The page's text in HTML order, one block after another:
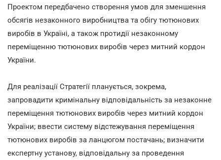
Проектом передбачено створення умов для зменшення
обсягів незаконного виробництва та обігу тютюнових
виробів в Україні, а також протидії незаконному
переміщенню тютюнових виробів через митний кордон
України.
Для реалізації Стратегії планується, зокрема,
запровадити кримінальну відповідальність за незаконне
переміщення тютюнових виробів через митний кордон
України; ввести систему відстежування переміщення
тютюнових виробів за ланцюгом постачань; визначити
експертну установу, відповідальну за проведення